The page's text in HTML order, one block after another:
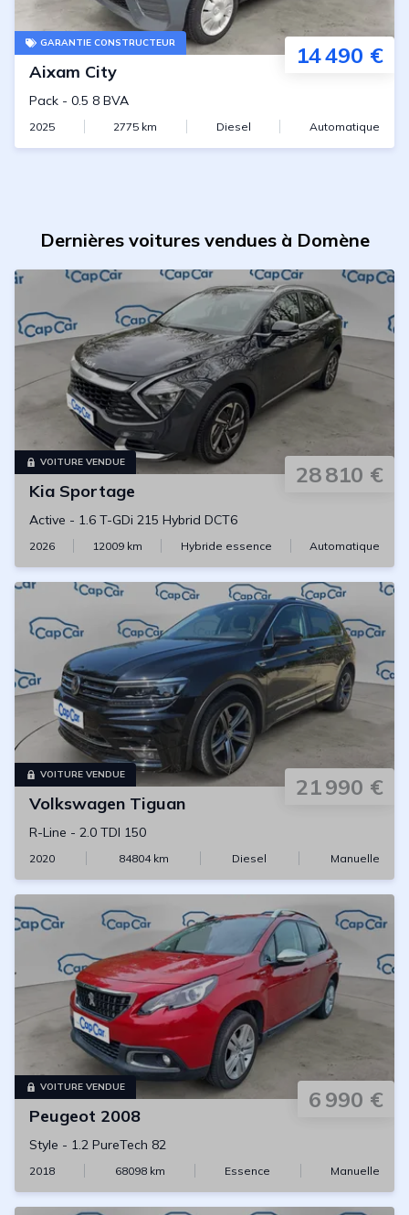
GARANTIE CONSTRUCTEUR 14 490 €
Aixam City
Pack - 0.5 8 BVA
2025 2775 km Diesel Automatique
Dernières voitures vendues à Domène
VOITURE VENDUE 28 810 €
Kia Sportage
Active - 1.6 T-GDi 215 Hybrid DCT6
2026 12009 km Hybride essence Automatique
VOITURE VENDUE 21 990 €
Volkswagen Tiguan
R-Line - 2.0 TDI 150
2020 84804km Diesel Manuelle
VOITURE VENDUE 6 990 €
Peugeot 2008
Style - 1.2 PureTech 82
2018 68098km Essence Manuelle